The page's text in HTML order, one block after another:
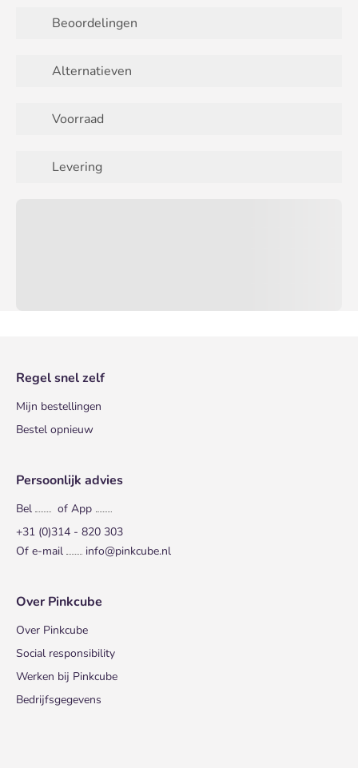
Beoordelingen
Alternatieven
Voorraad
Levering
Regel snel zelf
Mijn bestellingen
Bestel opnieuw
Persoonlijk advies
Bel
of App
+31 (0)314 - 820 303
Of e-mail
info@pinkcube.nl
Over Pinkcube
Over Pinkcube
Social responsibility
Werken bij Pinkcube
Bedrijfsgegevens